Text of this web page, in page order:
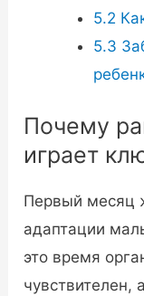
5.2
5.3
Почему
играет
Первый месяц
адаптации
это время
чувствителен,